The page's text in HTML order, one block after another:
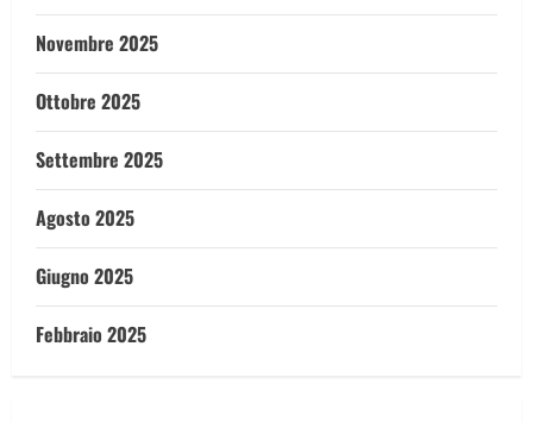
Novembre 2025
Ottobre 2025
Settembre 2025
Agosto 2025
Giugno 2025
Febbraio 2025